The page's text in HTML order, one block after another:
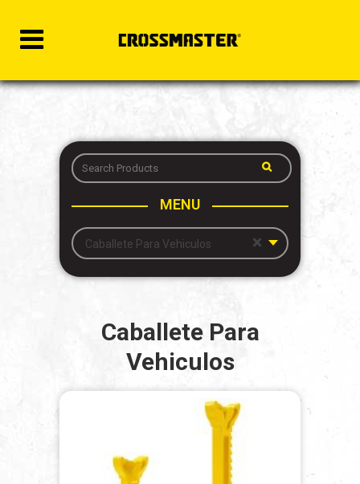
MENU
×
Caballete Para Vehiculos
Caballete Para
Vehiculos